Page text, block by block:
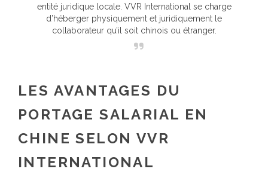
entité juridique locale. VVR International se charge
d’héberger physiquement et juridiquement le
collaborateur qu’il soit chinois ou étranger.
LES AVANTAGES DU
PORTAGE SALARIAL EN
CHINE SELON VVR
INTERNATIONAL